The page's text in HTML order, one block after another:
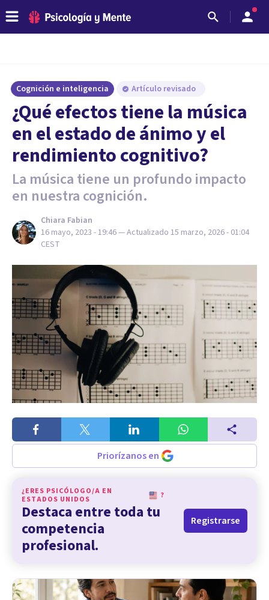
Cognición e inteligencia Artículo revisado
¿Qué efectos tiene la música
en el estado de ánimo y el
rendimiento cognitivo?
La música tiene un profundo impacto
en nuestra cognición.
Chiara Fabian
16 mayo, 2023 - 19:46— Actualizado 15 marzo, 2026 - 01:04
CEST
Priorízanos en
¿ERES PSICÓLOGO/A EN
ESTADOS UNIDOS
?
Destaca entre toda tu
competencia
profesional.
Registrarse